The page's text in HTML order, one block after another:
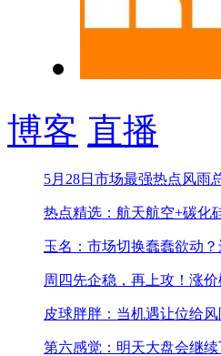
博客 直播
5月28日市场最强热点风雨
热点精选：航天航空+碳化
玉名：市场切换蠢蠢欲动
周四先企稳，再上攻！ 涨
皮球胖胖：当机遇让位给
第六感觉：明天大盘会继